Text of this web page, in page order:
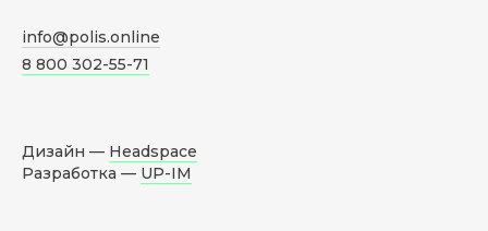
info@polis.online
8 800 302-55-71
Дизайн — Headspace
Разработка — UP-IM